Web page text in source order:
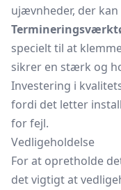
ujævnheder, der
specielt til at
sikrer en stærk og
Investering i
fordi det letter
for fejl.
Vedligeholdelse
For at opretholde
det vigtigt at